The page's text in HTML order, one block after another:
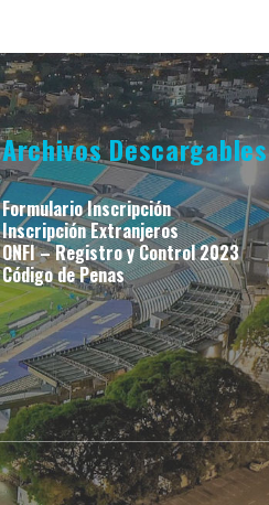
Archivos Descargables
Formulario Inscripción
Inscripción Extranjeros
ONFI – Registro y Control 2023
Código de Penas